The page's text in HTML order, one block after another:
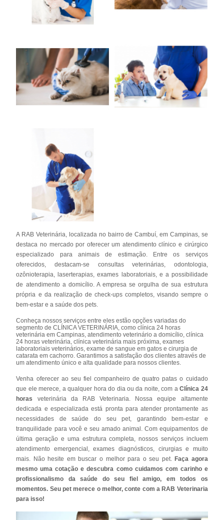
A RAB Veterinária, localizada no bairro de Cambuí, em Campinas, se
destaca no mercado por oferecer um atendimento clínico e cirúrgico
especializado para animais de estimação. Entre os serviços
oferecidos, destacam-se consultas veterinárias, odontologia,
ozônioterapia, laserterapias, exames laboratoriais, e a possibilidade
de atendimento a domicílio. A empresa se orgulha de sua estrutura
própria e da realização de check-ups completos, visando sempre o
bem-estar e a saúde dos pets.
Conheça nossos serviços entre eles estão opções variadas do
segmento de CLÍNICA VETERINÁRIA, como clínica 24 horas
veterinária em Campinas, atendimento veterinário a domicílio, clínica
24 horas veterinária, clínica veterinária mais próxima, exames
laboratoriais veterinários, exame de sangue em gatos e cirurgia de
catarata em cachorro. Garantimos a satisfação dos clientes através de
um atendimento único e alta qualidade para nossos clientes.
Venha oferecer ao seu fiel companheiro de quatro patas o cuidado
que ele merece, a qualquer hora do dia ou da noite, com aClínica 24
horas
veterinária da RAB Veterinaria. Nossa equipe altamente
dedicada e especializada está pronta para atender prontamente as
necessidades de saúde do seu pet, garantindo bem-estar e
tranquilidade para você e seu amado animal. Com equipamentos de
última geração e uma estrutura completa, nossos serviços incluem
atendimento emergencial, exames diagnósticos, cirurgias e muito
mais. Não hesite em buscar o melhor para o seu pet.Faça agora
mesmo uma cotação e descubra como cuidamos com carinho e
profissionalismo da saúde do seu fiel amigo, em todos os
momentos. Seu pet merece o melhor, conte com a RAB Veterinaria
para isso!